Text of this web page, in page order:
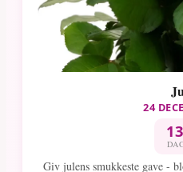
24
Giv julens smukkeste gave -